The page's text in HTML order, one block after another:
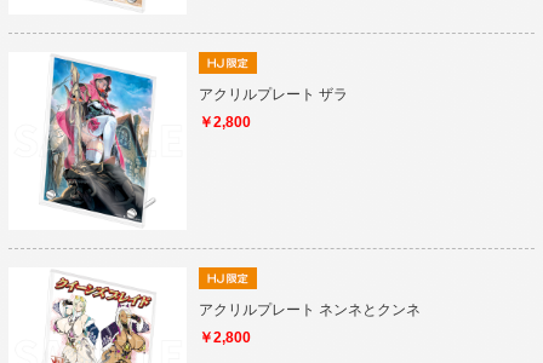
アクリルプレート ザラ
￥2,800
アクリルプレート ネンネとクンネ
￥2,800